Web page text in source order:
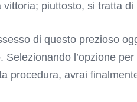
vittoria; piuttosto, si tratta
di questo prezioso
Selezionando l’opzione
procedura, avrai